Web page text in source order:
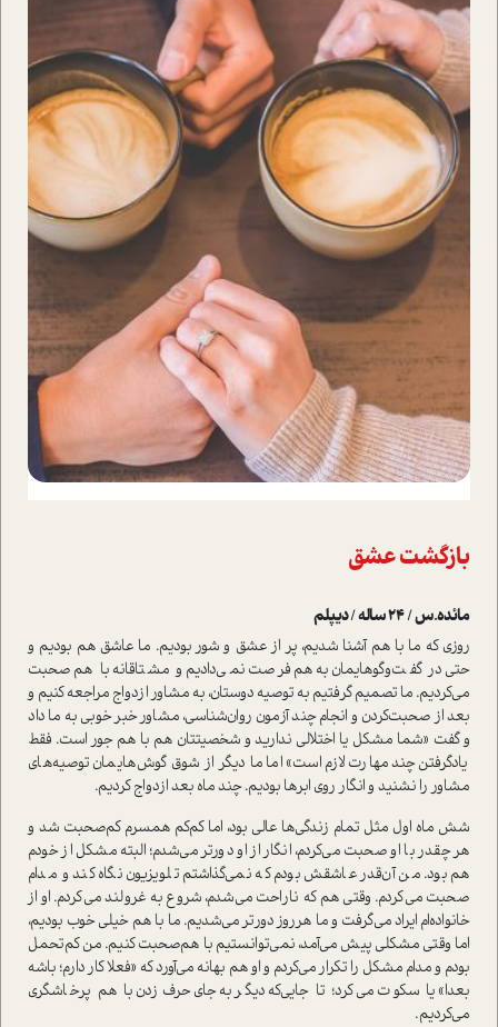
بازگشت عشق
مائده.س / 24 ساله / دیپلم
روزی که ما با هم آشنا شدیم، پر از عشق و شور بودیم. ما عاشق هم بودیم و
حتی در گفت‌وگوهایمان به‌هم فرصت نمی‌دادیم و مشتاقانه با هم‌صحبت
می‌کردیم. ما تصمیم گرفتیم به توصیه دوستان، به مشاور ازدواج مراجعه کنیم و
بعد از صحبت‌کردن و انجام چند آزمون روان‌شناسی، مشاور خبر خوبی به ما داد
و گفت «شما مشکل یا اختلالی ندارید و شخصیتتان هم با هم جور ا‌ست. فقط
یادگرفتن چند مهارت لازم ا‌ست» اما ما دیگر از شوق گوش‌هایمان توصیه‌های
مشاور را نشنید و انگار روی ابرها بودیم. چند ماه بعد ازدواج کردیم.
شش ماه اول مثل تمام زندگی‌ها عالی بود، اما کم‌کم همسرم کم‌صحبت شد و
هر چقدر با او صحبت می‌کردم، انگار از او دورتر می‌شدم؛ البته مشکل از خودم
هم بود. من آن‌قدر عاشقش بودم که نمی‌گذاشتم تلویزیون نگاه کند و مدام
صحبت می‌کردم. وقتی هم که ناراحت می‌شدم، شروع به غرو‌لند می‌کردم. او از
خانواده‌ام ایراد می‌گرفت و ما هر‌روز دورتر می‌شدیم. ما با هم خیلی خوب بودیم،
اما وقتی مشکلی پیش می‌آمد، نمی‌توانستیم با هم‌صحبت کنیم. من کم‌تحمل
بودم و مدام مشکل را تکرار می‌کردم و او هم بهانه می‌آورد که «فعلا کار دارم؛ باشه
بعدا» یا سکوت می‌کرد؛ تا‌جایی‌که دیگر به‌جای حرف‌زدن با هم پرخاشگری
می‌کردیم.